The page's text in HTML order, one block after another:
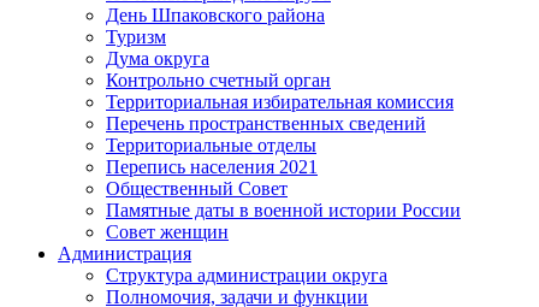
День Шпаковского района
Туризм
Дума округа
Контрольно счетный орган
Территориальная избирательная комиссия
Перечень пространственных сведений
Территориальные отделы
Перепись населения 2021
Общественный Совет
Памятные даты в военной истории России
Совет женщин
Администрация
Структура администрации округа
Полномочия, задачи и функции